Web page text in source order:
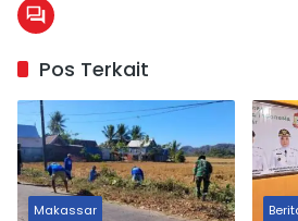
Pos Terkait
Makassar